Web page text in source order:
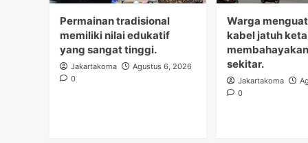
Permainan tradisional
memiliki nilai edukatif
yang sangat tinggi.
Jakartakoma
Agustus 6, 2026
0
Warga
kabel jatuh
sekitar.
Jakartakoma
0